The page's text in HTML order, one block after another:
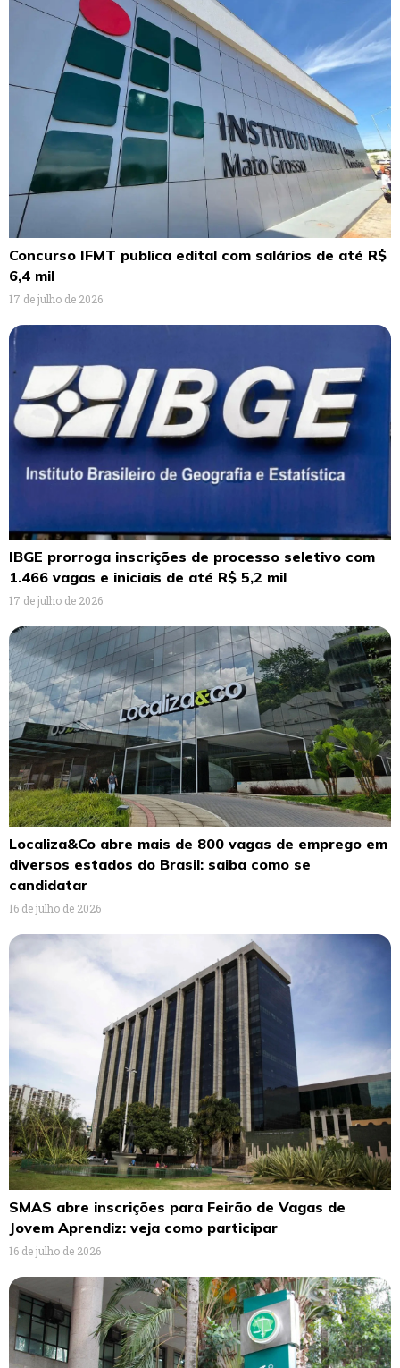
Concurso IFMT publica edital com salários de até R$
6,4 mil
17 de julho de 2026
IBGE prorroga inscrições de processo seletivo com
1.466 vagas e iniciais de até R$ 5,2 mil
17 de julho de 2026
Localiza&Co abre mais de 800 vagas de emprego em
diversos estados do Brasil: saiba como se
candidatar
16 de julho de 2026
SMAS abre inscrições para Feirão de Vagas de
Jovem Aprendiz: veja como participar
16 de julho de 2026